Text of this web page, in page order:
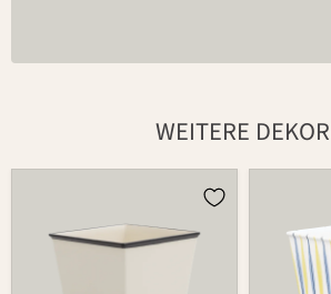
WEITERE